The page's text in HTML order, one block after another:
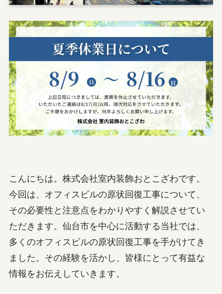
こんにちは。株式会社室内装飾おとこざわです。
今回は、オフィスビルの原状回復工事について、
その必要性と注意点をわかりやすく解説させてい
ただきます。仙台市を中心に活動する当社では、
多くのオフィスビルの原状回復工事を手がけてき
ました。その経験を活かし、皆様にとって有益な
情報をお伝えしていきます。